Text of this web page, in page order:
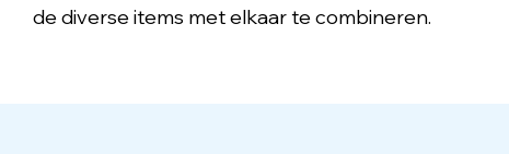
de diverse items met elkaar te combineren.